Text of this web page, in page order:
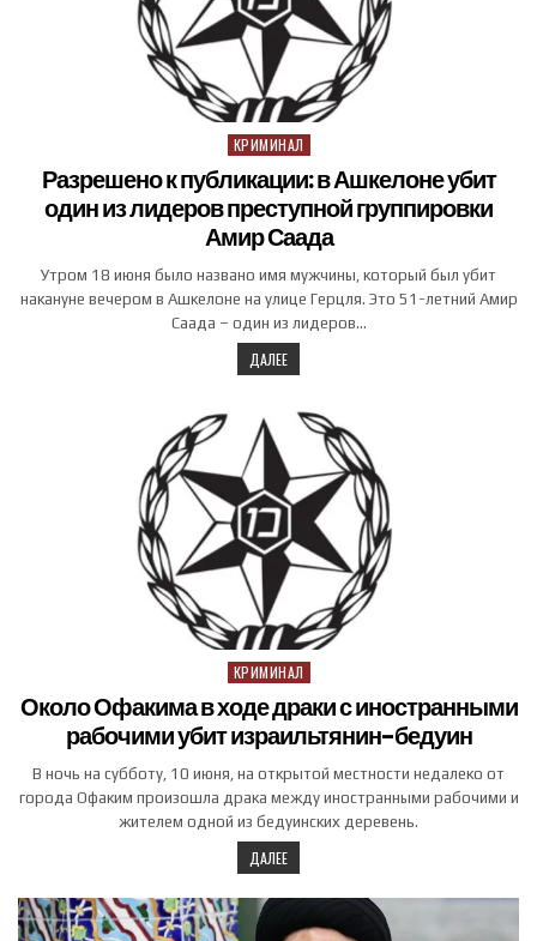
Posted in
КРИМИНАЛ
Разрешено к публикации: в Ашкелоне убит
один из лидеров преступной группировки
Амир Саада
Утром 18 июня было названо имя мужчины, который был убит
накануне вечером в Ашкелоне на улице Герцля. Это 51-летний Амир
Саада – один из лидеров…
ДАЛЕЕ
Posted in
КРИМИНАЛ
Около Офакима в ходе драки с иностранными
рабочими убит израильтянин-бедуин
В ночь на субботу, 10 июня, на открытой местности недалеко от
города Офаким произошла драка между иностранными рабочими и
жителем одной из бедуинских деревень.
ДАЛЕЕ